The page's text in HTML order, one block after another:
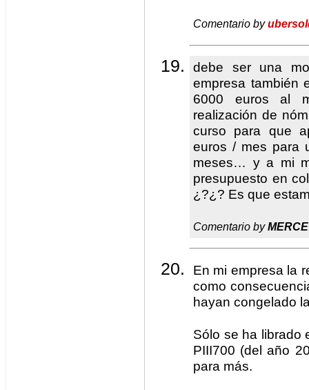
Comentario by
debe ser una
empresa también
6000 euros al
realización de
curso para que
euros / mes para
meses… y a mi
presupuesto en
¿?¿? Es que
Comentario byMERCE
En mi empresa la
como
hayan congelado
Sólo se ha librado
PIII700 (del año
para más.